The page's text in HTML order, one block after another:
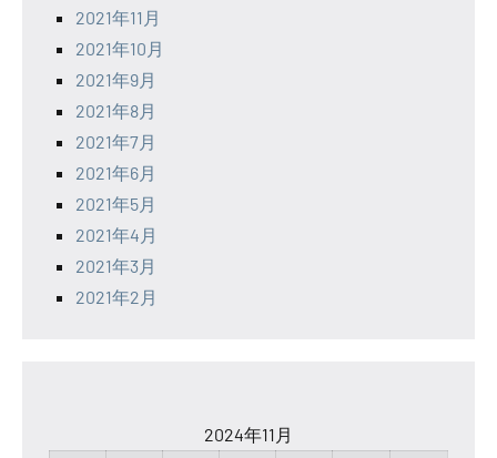
2021年11月
2021年10月
2021年9月
2021年8月
2021年7月
2021年6月
2021年5月
2021年4月
2021年3月
2021年2月
2024年11月